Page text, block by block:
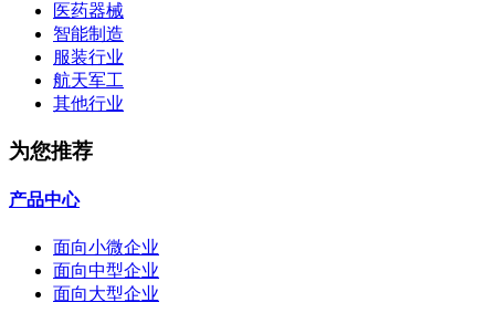
医药器械
智能制造
服装行业
航天军工
其他行业
为您推荐
产品中心
面向小微企业
面向中型企业
面向大型企业